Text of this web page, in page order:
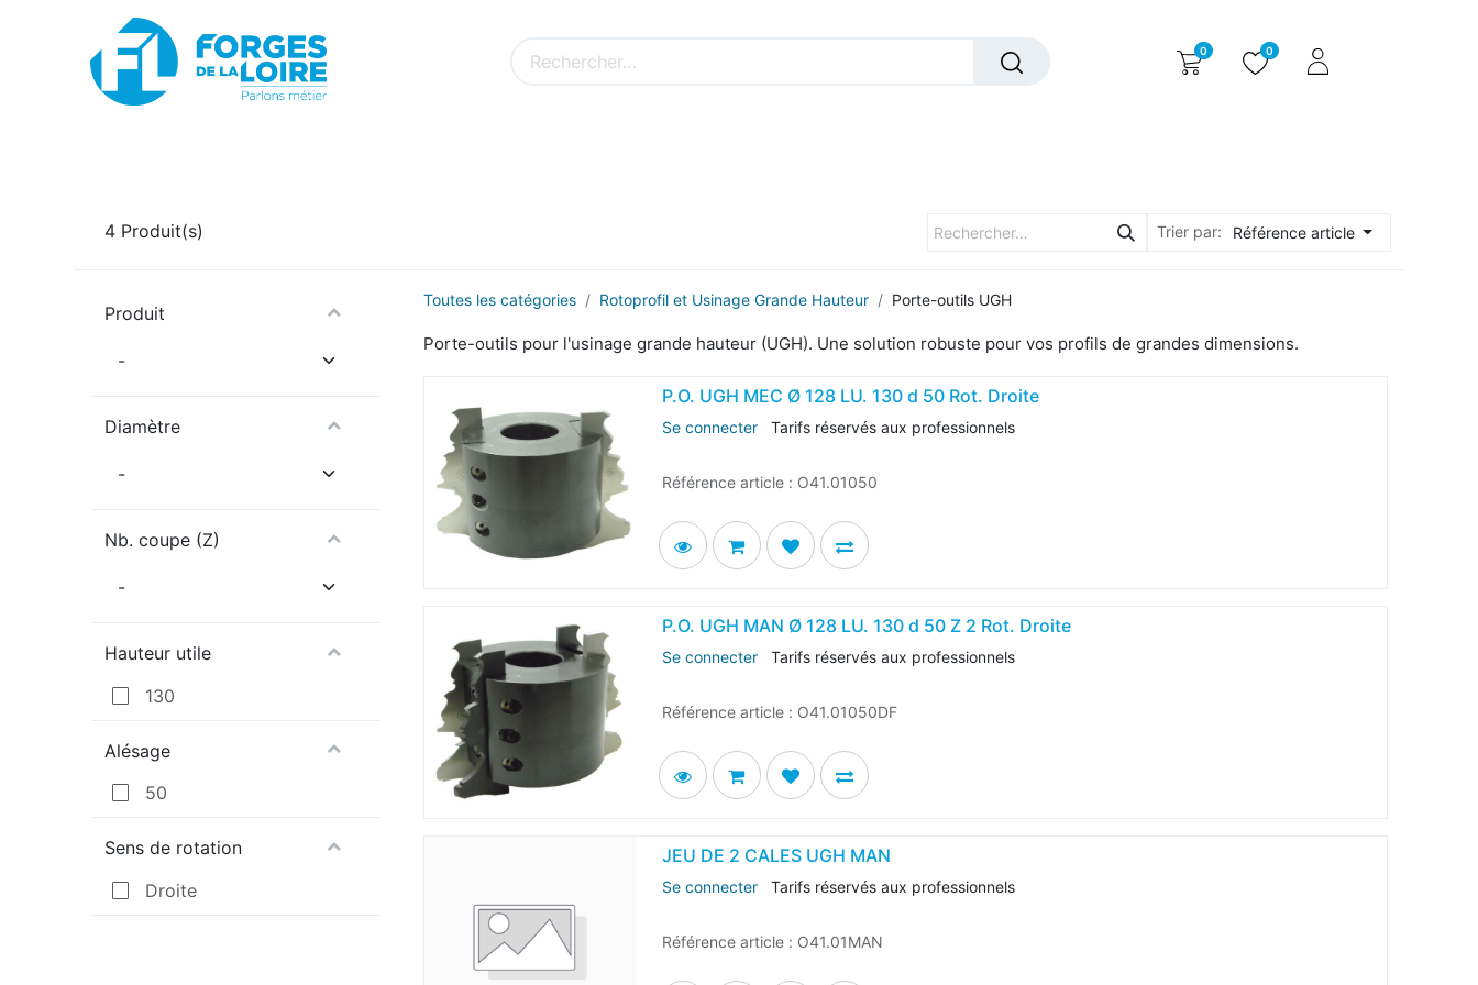
0 0
4 Produit(s) Trier par: Référence article
Produit
Diamètre
Nb. coupe (Z)
Hauteur utile
130
Alésage
50
Sens de rotation
Droite
Toutes les catégories Rotoprofil et Usinage Grande Hauteur Porte-outils UGH
Porte-outils pour l'usinage grande hauteur (UGH). Une solution robuste pour vos profils de grandes dimensions.
P.O. UGH MEC Ø 128 LU. 130 d 50 Rot. Droite
Se connecter Tarifs réservés aux professionnels
Référence article : O41.01050
P.O. UGH MAN Ø 128 LU. 130 d 50 Z 2 Rot. Droite
Se connecter Tarifs réservés aux professionnels
Référence article : O41.01050DF
JEU DE 2 CALES UGH MAN
Se connecter Tarifs réservés aux professionnels
Référence article : O41.01MAN